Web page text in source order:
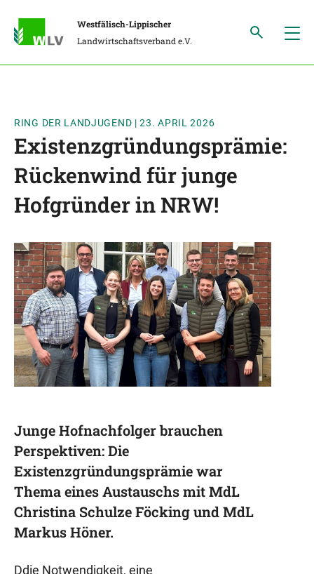
Westfälisch-Lippischer
Landwirtschaftsverband e.V.
RING DER LANDJUGEND |23. APRIL 2026
Existenzgründungsprämie:
Rückenwind für junge
Hofgründer in NRW!
Junge Hofnachfolger brauchen
Perspektiven: Die
Existenzgründungsprämie war
Thema eines Austauschs mit MdL
Christina Schulze Föcking und MdL
Markus Höner.
Ddie Notwendigkeit, eine